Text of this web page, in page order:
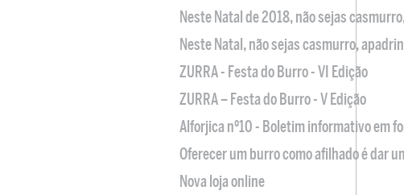
Neste Natal de 2018, não sejas
Neste Natal, não sejas casmurro,
ZURRA - Festa do Burro - VI Edição
ZURRA – Festa do Burro - V Edição
Alforjica nº10 - Boletim informativo em
Oferecer um burro como afilhado é dar
Nova loja online